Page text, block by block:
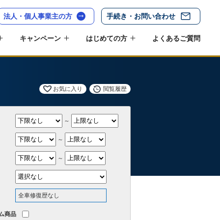
法人・個人事業主の方 手続き・お問い合わせ
キャンペーン はじめての方 よくあるご質問
お気に入り 閲覧履歴
～
～
～
全車修復歴なし
商品